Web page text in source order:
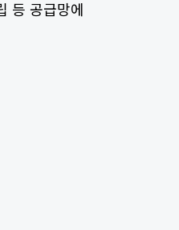
등 공급망에